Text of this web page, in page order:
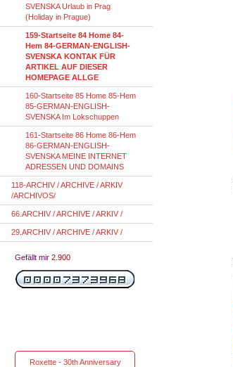
SVENSKA Urlaub in Prag
(Holiday in Prague)
159-Startseite 84 Home 84-
Hem 84-GERMAN-ENGLISH-
SVENSKA KONTAK FÜR
ARTIKEL AUF DIESER
HOMEPAGE ALLGE
160-Startseite 85 Home 85-Hem
85-GERMAN-ENGLISH-
SVENSKA Im Lokschuppen
161-Startseite 86 Home 86-Hem
86-GERMAN-ENGLISH-
SVENSKA MEINE INTERNET
ADRESSEN UND DOMAINS
118-ARCHIV / ARCHIVE / ARKIV
/ARCHIVOS/
66.ARCHIV / ARCHIVE / ARKIV /
29.ARCHIV / ARCHIVE / ARKIV /
Gefällt mir 2.900
Roxette - 30th Anniversary